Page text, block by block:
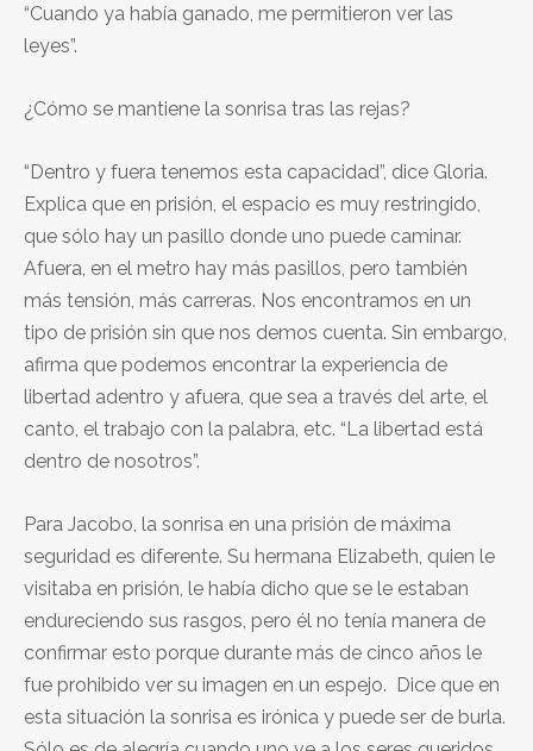
“Cuando ya había ganado, me permitieron ver las
leyes”.
¿Cómo se mantiene la sonrisa tras las rejas?
“Dentro y fuera tenemos esta capacidad”, dice Gloria.
Explica que en prisión, el espacio es muy restringido,
que sólo hay un pasillo donde uno puede caminar.
Afuera, en el metro hay más pasillos, pero también
más tensión, más carreras. Nos encontramos en un
tipo de prisión sin que nos demos cuenta. Sin embargo,
afirma que podemos encontrar la experiencia de
libertad adentro y afuera, que sea a través del arte, el
canto, el trabajo con la palabra, etc. “La libertad está
dentro de nosotros”.
Para Jacobo, la sonrisa en una prisión de máxima
seguridad es diferente. Su hermana Elizabeth, quien le
visitaba en prisión, le había dicho que se le estaban
endureciendo sus rasgos, pero él no tenía manera de
confirmar esto porque durante más de cinco años le
fue prohibido ver su imagen en un espejo. Dice que en
esta situación la sonrisa es irónica y puede ser de burla.